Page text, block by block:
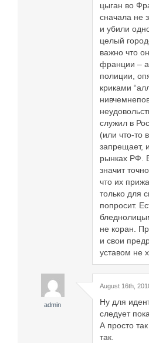
цыган во
сначала не
и убили
целый
важно что
франции –
полиции,
криками
служил в
(или что-то
запрещает,
рынках РФ.
значит
что их
только для
попросит.
не коран.
и свои
уставом не
admin
August 16th,
Ну для
следует
А просто
так.